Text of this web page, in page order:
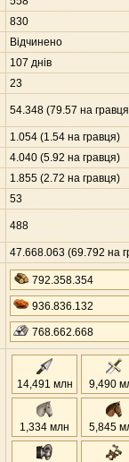
830
Відчинено
107 днів
23
54.348 (79.57 на
1.054 (1.54 на гравця)
4.040 (5.92 на гравця)
1.855 (2.72 на гравця)
53
488
47.668.063 (69.792 на
792.358.354
936.836.132
768.662.668
14,491 млн 9,490
1,334 млн 5,845